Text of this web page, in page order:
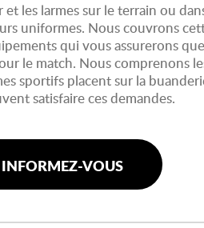
les larmes sur le terrain ou
uniformes. Nous couvrons
qui vous assurerons
le match. Nous comprenons
sportifs placent sur la
satisfaire ces demandes.
INFORMEZ-VOUS